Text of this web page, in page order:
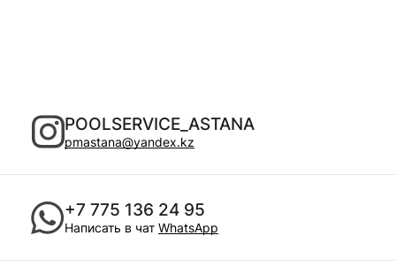
POOLSERVICE_ASTANA
pmastana@yandex.kz
+7 775 136 24 95
Написать в чат WhatsApp